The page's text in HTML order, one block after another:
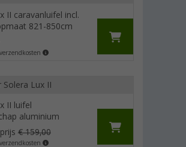
II caravanluifel incl.
821-850cm
Solera Lux II
II luifel
aluminium
€ 159,00